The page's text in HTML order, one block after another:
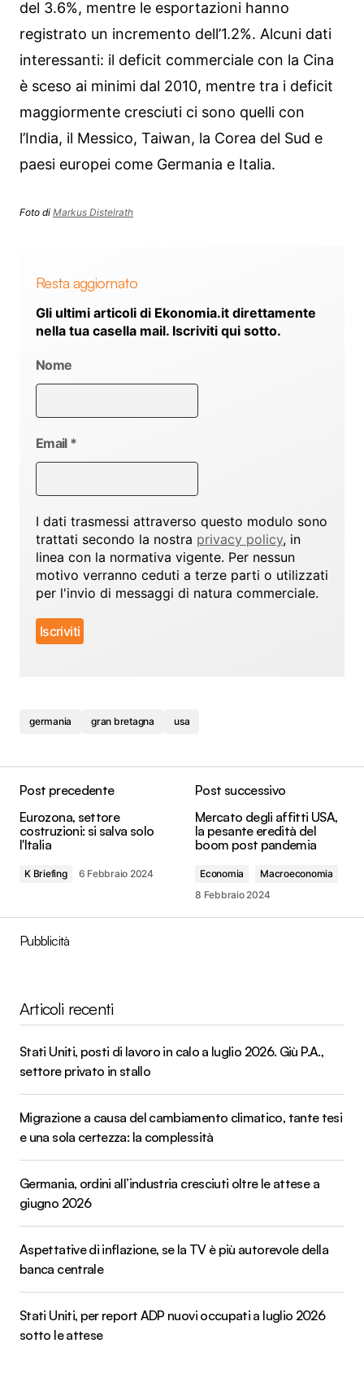
del 3.6%, mentre le esportazioni hanno
registrato un incremento dell’1.2%. Alcuni dati
interessanti: il deficit commerciale con la Cina
è sceso ai minimi dal 2010, mentre tra i deficit
maggiormente cresciuti ci sono quelli con
l’India, il Messico, Taiwan, la Corea del Sud e
paesi europei come Germania e Italia.
Foto di Markus Distelrath
Resta aggiornato
Gli ultimi articoli di Ekonomia.it direttamente
nella tua casella mail. Iscriviti qui sotto.
Nome
Email *
I dati trasmessi attraverso questo modulo sono
trattati secondo la nostra privacy policy, in
linea con la normativa vigente. Per nessun
motivo verranno ceduti a terze parti o utilizzati
per l'invio di messaggi di natura commerciale.
germania gran bretagna usa
Post precedente
Eurozona, settore
costruzioni: si salva solo
l'Italia
K Briefing 6 Febbraio 2024
Post successivo
Mercato degli affitti USA,
la pesante eredità del
boom post pandemia
Economia
Macroeconomia
8 Febbraio 2024
Pubblicità
Articoli recenti
Stati Uniti, posti di lavoro in calo a luglio 2026. Giù P.A.,
settore privato in stallo
Migrazione a causa del cambiamento climatico, tante tesi
e una sola certezza: la complessità
Germania, ordini all’industria cresciuti oltre le attese a
giugno 2026
Aspettative di inflazione, se la TV è più autorevole della
banca centrale
Stati Uniti, per report ADP nuovi occupati a luglio 2026
sotto le attese